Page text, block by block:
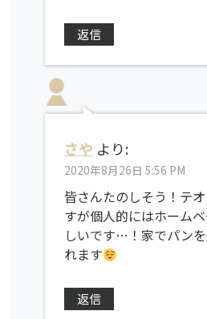
返信
さや より:
2020年8月26日 5:56 PM
皆さんたのしそう！テ
すが個人的にはホーム
しいです…！家でパン
れます
返信